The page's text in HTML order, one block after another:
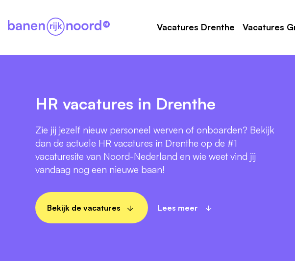
Vacatures Drenthe Vacatures
HR vacatures in Drenthe
Zie jij jezelf nieuw personeel werven of onboarden? Bekijk
dan de actuele HR vacatures in Drenthe op de #1
vacaturesite van Noord-Nederland en wie weet vind jij
vandaag nog een nieuwe baan!
Bekijk de vacatures Lees meer